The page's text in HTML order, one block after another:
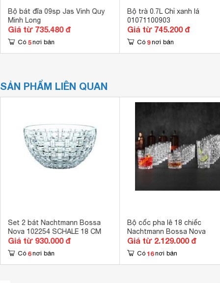
Bộ bát đĩa 09sp Jas Vinh Quy
Minh Long
Giá từ 735.480 đ
Có 5 nơi bán
Bộ trà 0.7L Chỉ xanh lá
01071100903
Giá từ 745.200 đ
Có 9 nơi bán
SẢN PHẨM LIÊN QUAN
Set 2 bát Nachtmann Bossa
Nova 102254 SCHALE 18 CM
Giá từ 930.000 đ
Có 6 nơi bán
Bộ cốc pha lê 18 chiếc
Nachtmann Bossa Nova
Giá từ 2.129.000 đ
Có 16 nơi bán